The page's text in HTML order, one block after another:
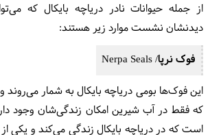
از جمله حیوانات نادر دریاچه بایکال که
دیدنشان نشست موارد زیر هستند:
فوک نرپا/ Nerpa Seals
این فوک‌ها بومی دریاچه بایکال به شمار
که فقط در آب شیرین امکان زندگی‌شان وجود
است که در دریاچه بایکال زندگی می‌کند و یکی